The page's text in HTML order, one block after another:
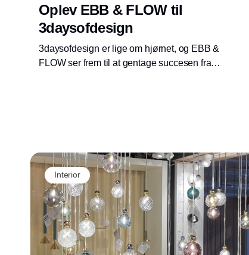
Oplev EBB & FLOW til
3daysofdesign
3daysofdesign er lige om hjørnet, og EBB &
FLOW ser frem til at gentage succesen fra
Interior